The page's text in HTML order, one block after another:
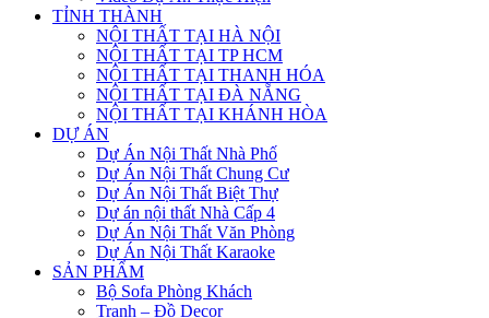
TỈNH THÀNH
NỘI THẤT TẠI HÀ NỘI
NỘI THẤT TẠI TP HCM
NỘI THẤT TẠI THANH HÓA
NỘI THẤT TẠI ĐÀ NẴNG
NỘI THẤT TẠI KHÁNH HÒA
DỰ ÁN
Dự Án Nội Thất Nhà Phố
Dự Án Nội Thất Chung Cư
Dự Án Nội Thất Biệt Thự
Dự án nội thất Nhà Cấp 4
Dự Án Nội Thất Văn Phòng
Dự Án Nội Thất Karaoke
SẢN PHẨM
Bộ Sofa Phòng Khách
Tranh – Đồ Decor